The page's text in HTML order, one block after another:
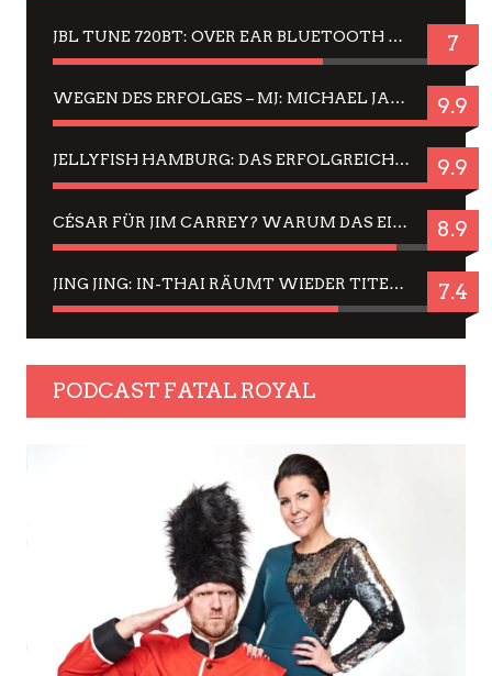
JBL TUNE 720BT: OVER EAR BLUETOOTH KOPFHÖRER UM DIE 50,-€ IM DAUER-TEST 7
WEGEN DES ERFOLGES – MJ: MICHAEL JACKSON MUSICAL IN EINER MATINEE SEHEN 9.9
JELLYFISH HAMBURG: DAS ERFOLGREICHE SOMMER-MENÜ 2025 IN GEFÜHLEN UND BILDERN 9.9
CÉSAR FÜR JIM CARREY? WARUM DAS EINER DER NERVIGSTEN ACTORS IST UND BLEIBT 8.9
JING JING: IN-THAI RÄUMT WIEDER TITEL AB – EIN ZWEI-STUNDEN-ERLEBNISBERICHT 7.4
PODCAST FATAL ROYAL